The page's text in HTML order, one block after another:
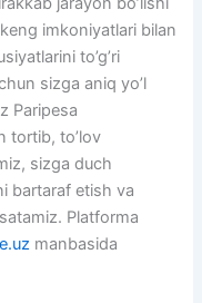
imkoniyatlari bilan
to’g’ri
sizga aniq yo’l
Paripesa
tortib, to’lov
sizga duch
bartaraf etish va
Platforma
manbasida